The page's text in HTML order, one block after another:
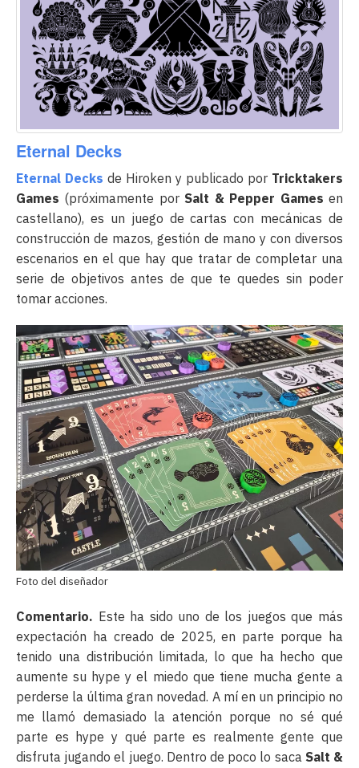
Eternal Decks
Eternal Decks de Hiroken y publicado por Tricktakers
Games (próximamente por Salt & Pepper Games en
castellano), es un juego de cartas con mecánicas de
construcción de mazos, gestión de mano y con diversos
escenarios en el que hay que tratar de completar una
serie de objetivos antes de que te quedes sin poder
tomar acciones.
Foto del diseñador
Comentario. Este ha sido uno de los juegos que más
expectación ha creado de 2025, en parte porque ha
tenido una distribución limitada, lo que ha hecho que
aumente su hype y el miedo que tiene mucha gente a
perderse la última gran novedad. A mí en un principio no
me llamó demasiado la atención porque no sé qué
parte es hype y qué parte es realmente gente que
disfruta jugando el juego. Dentro de poco lo saca Salt &